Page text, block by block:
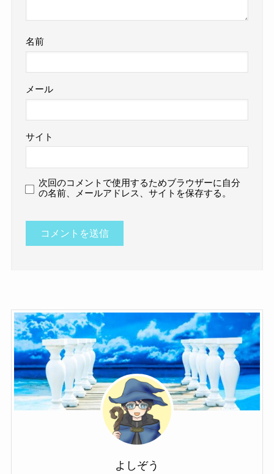
名前
メール
サイト
次回のコメントで使用するためブラウザーに自分
の名前、メールアドレス、サイトを保存する。
よしぞう